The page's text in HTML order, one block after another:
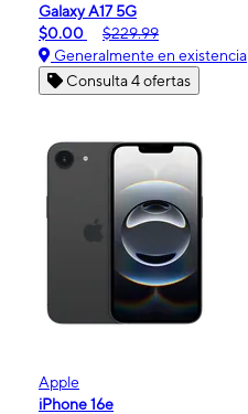
Galaxy A17 5G
$0.00
$229.99
Generalmente en existencia
Consulta 4 ofertas
Apple
iPhone 16e